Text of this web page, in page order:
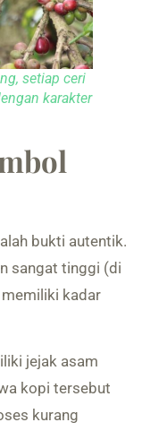
setiap ceri
karakter
bukti autentik.
sangat tinggi (di
kadar
jejak asam
kopi tersebut
kurang